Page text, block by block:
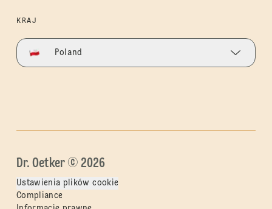
KRAJ
Poland
Dr. Oetker © 2026
Ustawienia plików cookie
Compliance